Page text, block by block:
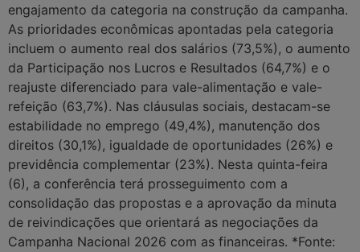
engajamento da categoria na construção da campanha.
As prioridades econômicas apontadas pela categoria
incluem o aumento real dos salários (73,5%), o aumento
da Participação nos Lucros e Resultados (64,7%) e o
reajuste diferenciado para vale-alimentação e vale-
refeição (63,7%). Nas cláusulas sociais, destacam-se
estabilidade no emprego (49,4%), manutenção dos
direitos (30,1%), igualdade de oportunidades (26%) e
previdência complementar (23%). Nesta quinta-feira
(6), a conferência terá prosseguimento com a
consolidação das propostas e a aprovação da minuta
de reivindicações que orientará as negociações da
Campanha Nacional 2026 com as financeiras. *Fonte: